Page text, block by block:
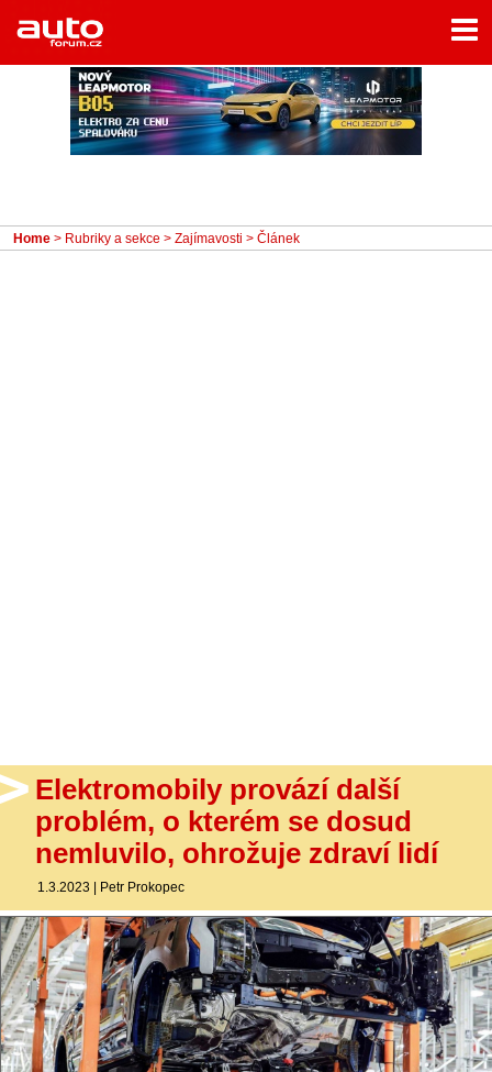
Home
Rubriky
- Testy aut
- Jízdní dojmy a další testy
- Představení
Home > Rubriky a sekce > Zajímavosti > Článek
Elektromobily provází další
problém, o kterém se dosud
nemluvilo, ohrožuje zdraví lidí
1.3.2023 | Petr Prokopec